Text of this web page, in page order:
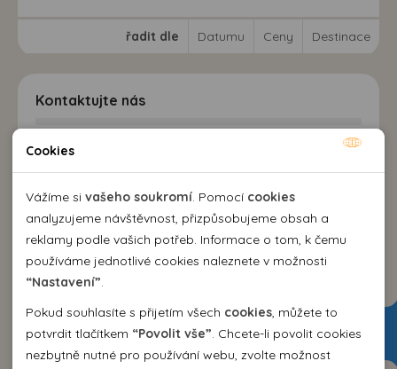
řadit dle Datumu Ceny Destinace
Kontaktujte nás
EMMA Agency spol. s r.o.
cestovní kancelář
Kozí 10, 602 00 Brno
+420 542 214 343
emma@emma.cz
Dovolená 2026
Dovolená Španělsko 2026
Dovolená Bulharsko 2026
Dovolená Řecko 2026
Cookies
Vážíme si vašeho soukromí . Pomocí cookies
analyzujeme návštěvnost, přizpůsobujeme obsah a
reklamy podle vašich potřeb. Informace o tom, k čemu
používáme jednotlivé cookies naleznete v možnosti
“Nastavení”
Pokud souhlasíte s přijetím všech cookies , můžete to
potvrdit tlačítkem “Povolit vše” . Chcete-li povolit cookies
nezbytně nutné pro používání webu, zvolte možnost
Nutné cookies pomáhají, aby byla webová stránka
použitelná tak, že umožní základní funkce jako navigace
stránky a přístup k zabezpečeným sekcím webové stránky.
Webová stránka nemůže správně fungovat bez těchto
cookies.
Analytické cookies
Pomocí analytických cookies můžeme měřit návštěvnost